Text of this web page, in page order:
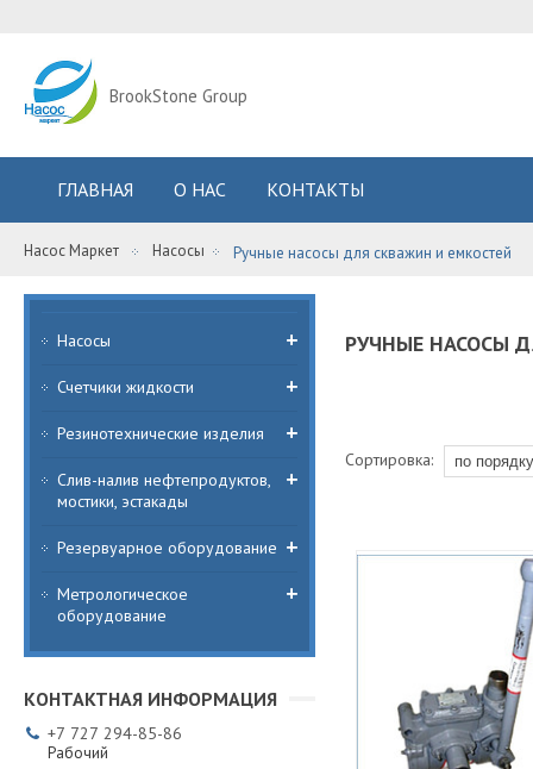
BrookStone Group
ГЛАВНАЯ О НАС КОНТАКТЫ
Насос Маркет Насосы Ручные насосы для скважин и емкостей
РУЧНЫЕ НАСОСЫ
Сортировка:
Насосы
Счетчики жидкости
Резинотехнические изделия
Слив-налив нефтепродуктов,
мостики, эстакады
Резервуарное оборудование
Метрологическое
оборудование
+7 727 294-85-86
Рабочий